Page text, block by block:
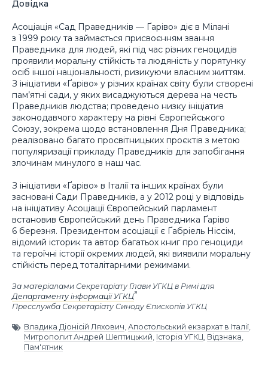
Довідка
Асоціація «Сад Праведників — Ґаріво» діє в Мілані
з 1999 року та займається присвоєнням звання
Праведника для людей, які під час різних геноцидів
проявили моральну стійкість та людяність у порятунку
осіб іншої національності, ризикуючи власним життям.
З ініціативи «Ґаріво» у різних країнах світу були створені
пам’ятні сади, у яких висаджуються дерева на честь
Праведників людства; проведено низку ініціатив
законодавчого характеру на рівні Європейського
Союзу, зокрема щодо встановлення Дня Праведника;
реалізовано багато просвітницьких проєктів з метою
популяризації прикладу Праведників для запобігання
злочинам минулого в наш час.
З ініціативи «Ґаріво» в Італії та інших країнах були
засновані Сади Праведників, а у 2012 році у відповідь
на ініціативу Асоціації Європейський парламент
встановив Європейський день Праведника Ґаріво
6 березня. Президентом асоціації є Ґабріель Ніссім,
відомий історик та автор багатьох книг про геноциди
та героїчні історії окремих людей, які виявили моральну
стійкість перед тоталітарними режимами.
За матеріалами Секретаріату Глави УГКЦ в Римі для
Департаменту інформації УГКЦ
Пресслужба Секретаріату Синоду Єпископів УГКЦ
Владика Діонісій Ляхович, Апостольський екзархат в Італії,
Митрополит Андрей Шептицький, Історія УГКЦ, Відзнака,
Пам'ятник